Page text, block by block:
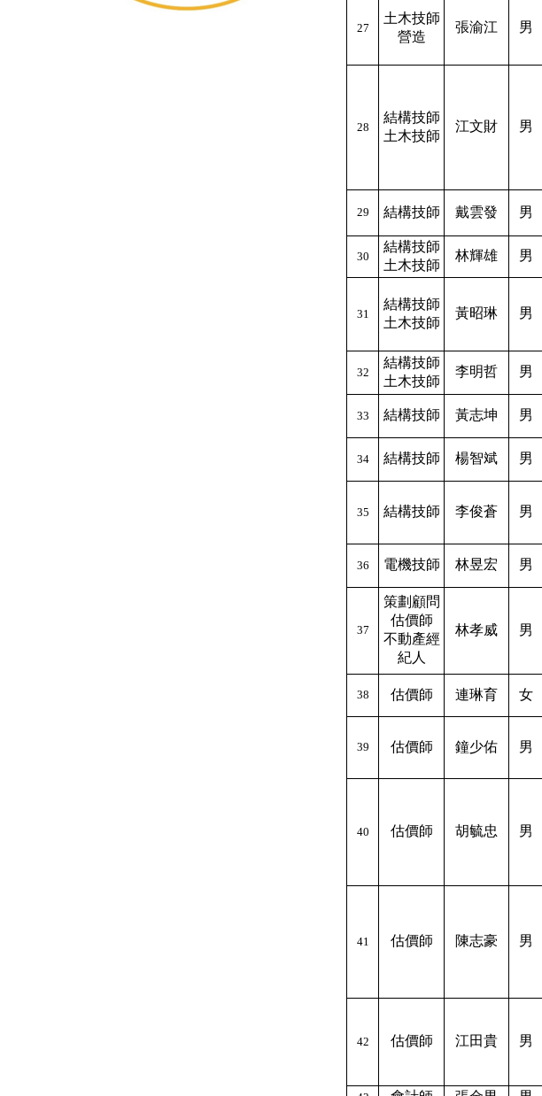
27
土木技師
營造
張渝江 男
28
結構技師
土木技師
江文財 男
29 結構技師 戴雲發 男
30
結構技師
土木技師
林輝雄 男
31
結構技師
土木技師
黃昭琳 男
32
結構技師
土木技師
李明哲 男
33 結構技師 黃志坤 男
34 結構技師 楊智斌 男
35 結構技師 李俊蒼 男
36 電機技師 林昱宏 男
37
策劃顧問
估價師
不動產經
紀人
林孝威 男
38 估價師 連琳育 女
39 估價師 鐘少佑 男
40 估價師 胡毓忠 男
41 估價師 陳志豪 男
42 估價師 江田貴 男